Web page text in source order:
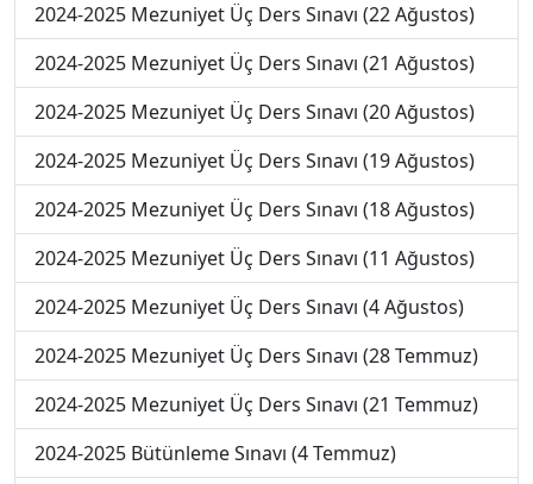
2024-2025 Mezuniyet Üç Ders Sınavı (22 Ağustos)
2024-2025 Mezuniyet Üç Ders Sınavı (21 Ağustos)
2024-2025 Mezuniyet Üç Ders Sınavı (20 Ağustos)
2024-2025 Mezuniyet Üç Ders Sınavı (19 Ağustos)
2024-2025 Mezuniyet Üç Ders Sınavı (18 Ağustos)
2024-2025 Mezuniyet Üç Ders Sınavı (11 Ağustos)
2024-2025 Mezuniyet Üç Ders Sınavı (4 Ağustos)
2024-2025 Mezuniyet Üç Ders Sınavı (28 Temmuz)
2024-2025 Mezuniyet Üç Ders Sınavı (21 Temmuz)
2024-2025 Bütünleme Sınavı (4 Temmuz)